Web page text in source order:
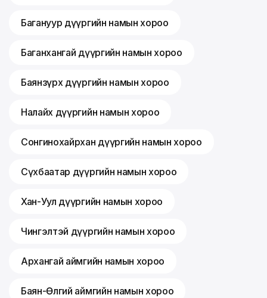
Багануур дүүргийн намын хороо
Баганхангай дүүргийн намын хороо
Баянзүрх дүүргийн намын хороо
Налайх дүүргийн намын хороо
Сонгинохайрхан дүүргийн намын хороо
Сүхбаатар дүүргийн намын хороо
Хан-Уул дүүргийн намын хороо
Чингэлтэй дүүргийн намын хороо
Архангай аймгийн намын хороо
Баян-Өлгий аймгийн намын хороо